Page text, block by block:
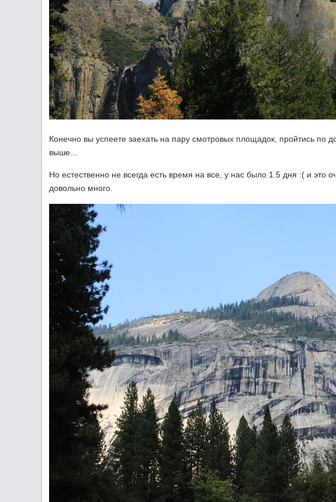
Конечно вы успеете заехать на пару смотровых площадок, пройтись по
выше...
Но естественно не всегда есть время на все, у нас было 1.5 дня :( и
довольно много.